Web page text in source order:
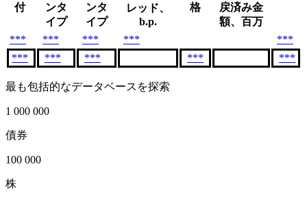
付
ンタ
イプ
ンタ
イプ
レッド、
b.p.
格
戻済み金
額、百万
***
*** *** ***
***
***
*** *** *** ***
最も包括的なデータベースを探索
1 000 000
債券
100 000
株